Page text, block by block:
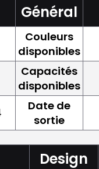
Général
Couleurs
disponibles
Capacités
disponibles
Date de
sortie
Design